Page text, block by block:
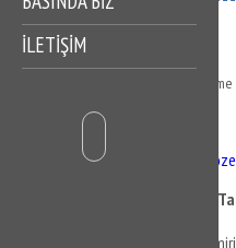
İLETİŞİM
✨
264 Görüntüleme
İçindekiler
Sıracevizler Gömme
Sıracevizler Gömme Klozet
Sıracevizler gömme klozet